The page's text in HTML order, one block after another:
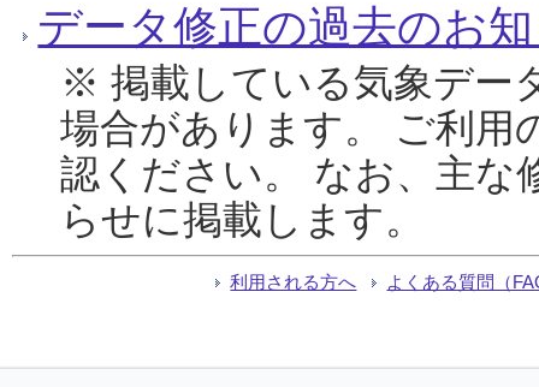
データ修正の過去のお
※ 掲載している気象デー
場合があります。 ご利用
認ください。 なお、主な
らせに掲載します。
利用される方へ よくある質問（